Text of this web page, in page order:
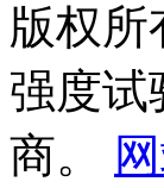
版权所
强度试
商。